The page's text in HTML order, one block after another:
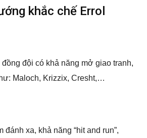
khắc chế Errol
đội có khả năng mở giao tranh,
Maloch, Krizzix, Cresht,…
xa, khả năng “hit and run”,